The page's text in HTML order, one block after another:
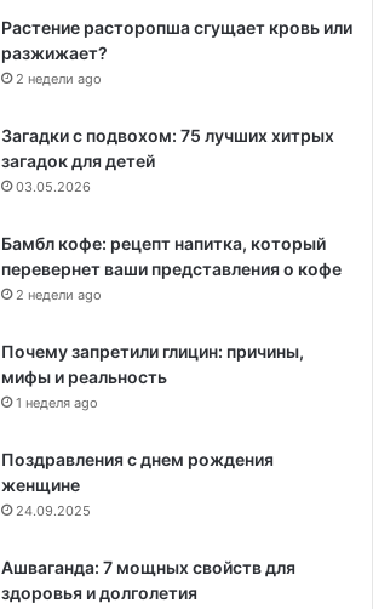
Растение расторопша сгущает кровь или
разжижает?
2 недели ago
Загадки с подвохом: 75 лучших хитрых
загадок для детей
03.05.2026
Бамбл кофе: рецепт напитка, который
перевернет ваши представления о кофе
2 недели ago
Почему запретили глицин: причины,
мифы и реальность
1 неделя ago
Поздравления с днем рождения
женщине
24.09.2025
Ашваганда: 7 мощных свойств для
здоровья и долголетия